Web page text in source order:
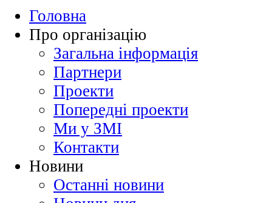
Головна
Про організацію
Загальна інформація
Партнери
Проекти
Попередні проекти
Ми у ЗМІ
Контакти
Новини
Останні новини